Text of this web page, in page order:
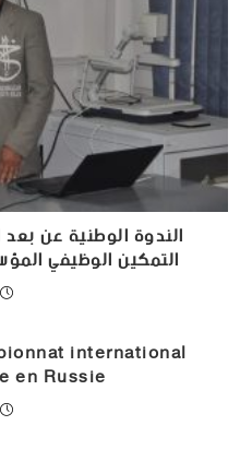
الندوة الوطنية عن
التمكين الوظيفي
international
en Russie